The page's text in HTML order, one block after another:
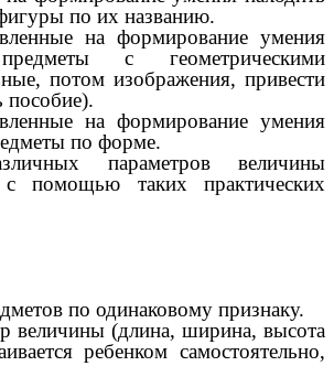
по их названию.
на формирование умения
предметы с геометрическими
потом изображения, привести
пособие).
на формирование умения
по форме.
параметров величины
с помощью таких практических
по одинаковому признаку.
величины (длина, ширина, высота
ребенком самостоятельно,